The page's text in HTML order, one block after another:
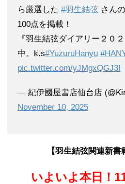
ら厳選した #羽生結弦 さん
100点を掲載！
『羽生結弦ダイアリー２０
中。k.s#YuzuruHanyu
pic.twitter.com/yJMgxQGJ3I
— 紀伊國屋書店仙台店
November 10, 2025
【羽生結弦関連新書
いよいよ本日！